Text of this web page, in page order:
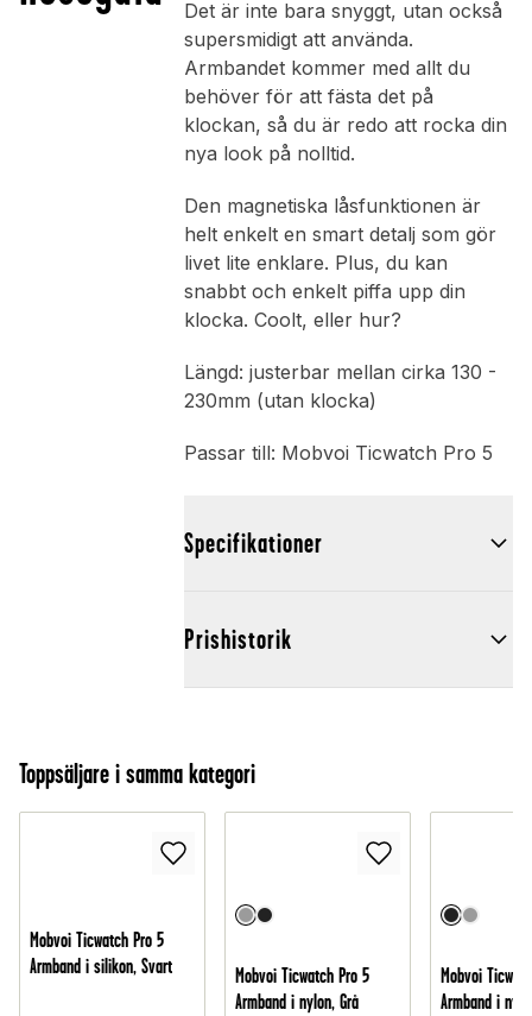
Det är inte bara snyggt, utan också
supersmidigt att använda.
Armbandet kommer med allt du
behöver för att fästa det på
klockan, så du är redo att rocka din
nya look på nolltid.
Den magnetiska låsfunktionen är
helt enkelt en smart detalj som gör
livet lite enklare. Plus, du kan
snabbt och enkelt piffa upp din
klocka. Coolt, eller hur?
Längd: justerbar mellan cirka 130 -
230mm (utan klocka)
Passar till: Mobvoi Ticwatch Pro 5
Specifikationer
Prishistorik
Toppsäljare i samma kategori
Mobvoi Ticwatch Pro 5
Armband i silikon, Svart
Mobvoi Ticwatch Pro 5
Armband i nylon, Grå
Mobvoi
Armband i